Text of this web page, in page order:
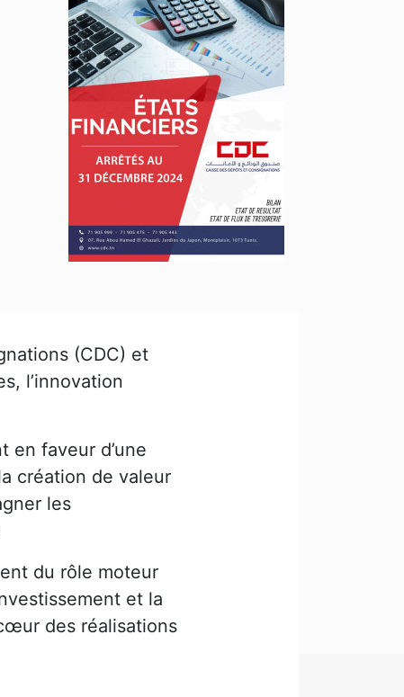
(CDC) et
l’innovation
en faveur d’une
création de valeur
les
du rôle moteur
et la
des réalisations